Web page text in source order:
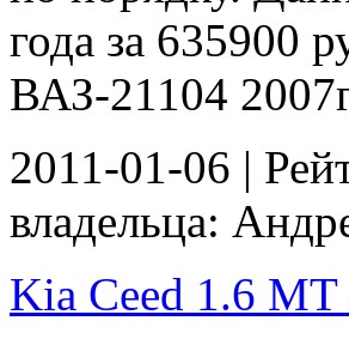
года за 635900
ВАЗ-21104
2011-01-06 |
владельца:
Kia Ceed 1.6